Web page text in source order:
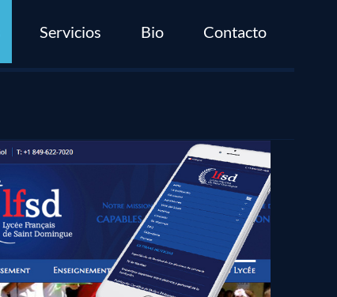
Servicios Bio Contacto
Lycée Français
de Saint-Domingue